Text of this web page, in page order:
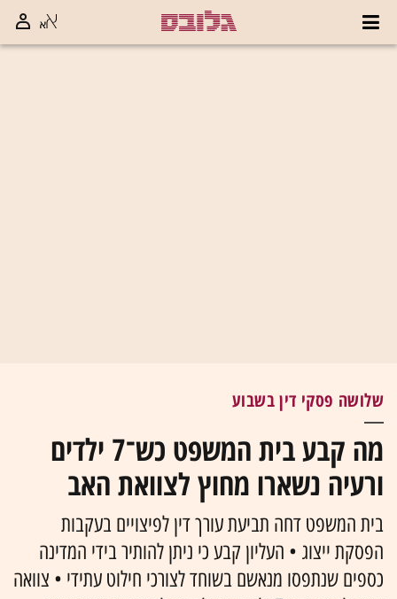
שלושה פסקי דין בשבוע
מה קבע בית המשפט כש־7 ילדים
ורעיה נשארו מחוץ לצוואת האב
בית המשפט דחה תביעת עורך דין לפיצויים בעקבות
הפסקת ייצוג • העליון קבע כי ניתן להותיר בידי המדינה
כספים שנתפסו מנאשם בשוחד לצורכי חילוט עתידי • צוואה